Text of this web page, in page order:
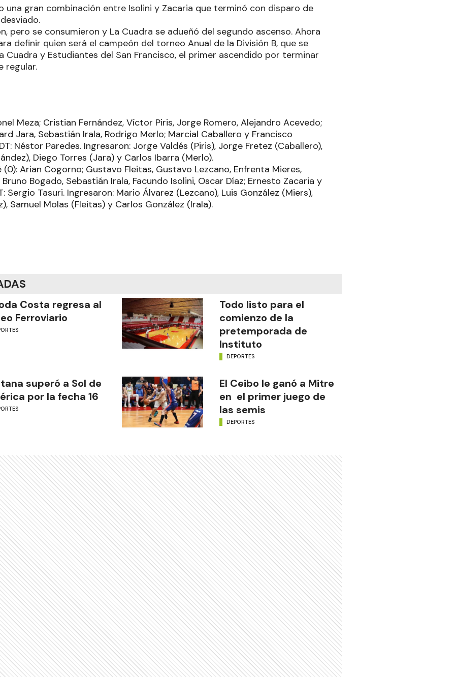
una gran combinación entre Isolini y Zacaria que terminó con disparo de
pero se consumieron y La Cuadra se adueñó del segundo ascenso. Ahora
definir quien será el campeón del torneo Anual de la División B, que se
Cuadra y Estudiantes del San Francisco, el primer ascendido por terminar
regular.
Meza; Cristian Fernández, Víctor Piris, Jorge Romero, Alejandro Acevedo;
Jara, Sebastián Irala, Rodrigo Merlo; Marcial Caballero y Francisco
Néstor Paredes. Ingresaron: Jorge Valdés (Piris), Jorge Fretez (Caballero),
Diego Torres (Jara) y Carlos Ibarra (Merlo).
Arian Cogorno; Gustavo Fleitas, Gustavo Lezcano, Enfrenta Mieres,
Bogado, Sebastián Irala, Facundo Isolini, Oscar Díaz; Ernesto Zacaria y
Sergio Tasuri. Ingresaron: Mario Álvarez (Lezcano), Luis González (Miers),
Samuel Molas (Fleitas) y Carlos González (Irala).
Costa regresa al
Ferroviario
Todo listo para el
comienzo de la
pretemporada de
Instituto
DEPORTES
superó a Sol de
por la fecha 16
El Ceibo le ganó a Mitre
en el primer juego de
las semis
DEPORTES